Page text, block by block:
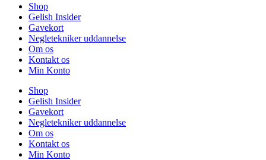
Shop
Gelish Insider
Gavekort
Negletekniker uddannelse
Om os
Kontakt os
Min Konto
Shop
Gelish Insider
Gavekort
Negletekniker uddannelse
Om os
Kontakt os
Min Konto